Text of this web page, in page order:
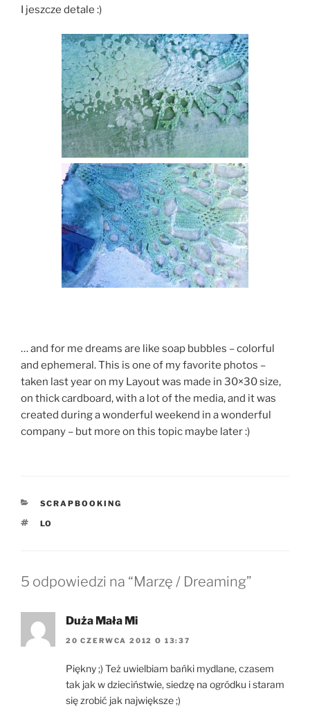
I jeszcze detale :)
… and for me dreams are like soap bubbles – colorful
and ephemeral. This is one of my favorite photos –
taken last year on my Layout was made in 30×30 size,
on thick cardboard, with a lot of the media, and it was
created during a wonderful weekend in a wonderful
company – but more on this topic maybe later :)
KATEGORIE
SCRAPBOOKING
TAGI
LO
5 odpowiedzi na “Marzę / Dreaming”
Duża Mała Mi
20 CZERWCA 2012 O 13:37
Piękny ;) Też uwielbiam bańki mydlane, czasem
tak jak w dzieciństwie, siedzę na ogródku i staram
się zrobić jak największe ;)